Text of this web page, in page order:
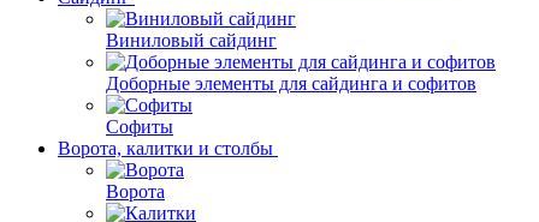
Виниловый сайдинг
Доборные элементы для сайдинга и софитов
Софиты
Ворота, калитки и столбы
Ворота